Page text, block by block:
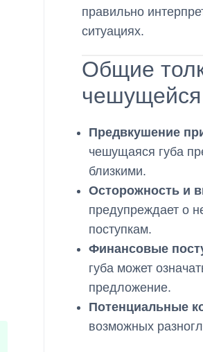
правильно
ситуациях.
Общие
чешущейся
Предвкушение
чешущаяся губа
близкими.
Осторожность и
предупреждает о
поступкам.
Финансовые
губа может
предложение.
Потенциальные
возможных